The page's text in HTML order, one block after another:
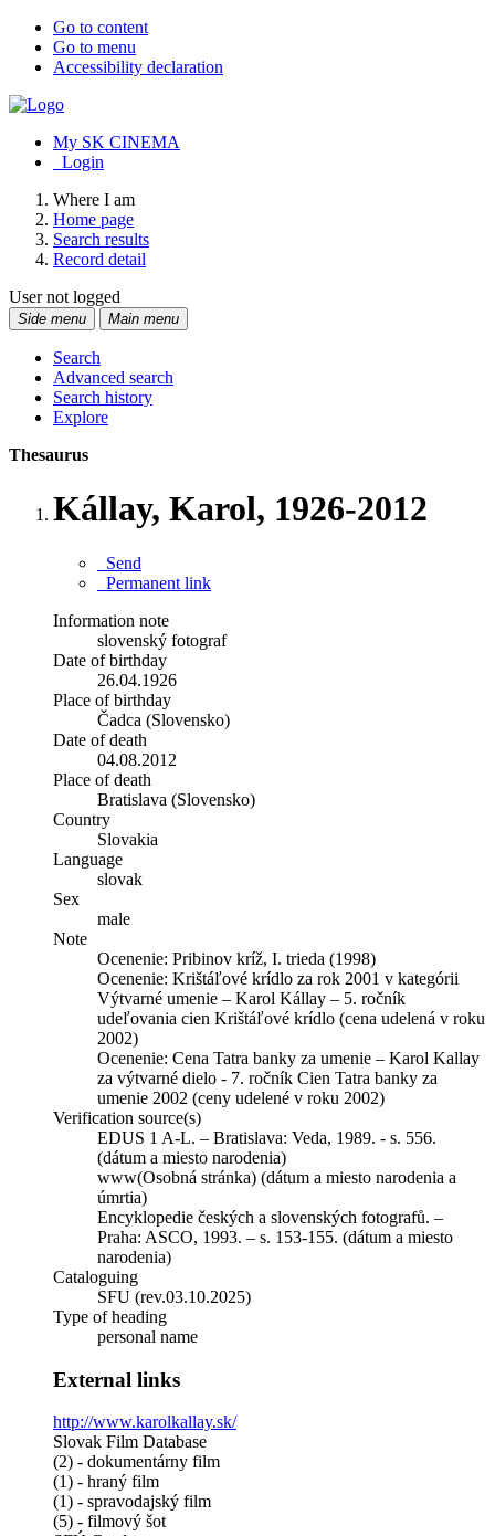
Go to content
Go to menu
Accessibility declaration
My SK CINEMA
Login
Where I am
Home page
Search results
Record detail
User not logged
Side menu Main menu
Search
Advanced search
Search history
Explore
Thesaurus
Kállay, Karol, 1926-2012
Send
Permanent link
Information note
slovenský fotograf
Date of birthday
26.04.1926
Place of birthday
Čadca (Slovensko)
Date of death
04.08.2012
Place of death
Bratislava (Slovensko)
Country
Slovakia
Language
slovak
Sex
male
Note
Ocenenie: Pribinov kríž, I. trieda (1998)
Ocenenie: Krištáľové krídlo za rok 2001 v kategórii
Výtvarné umenie – Karol Kállay – 5. ročník
udeľovania cien Krištáľové krídlo (cena udelená v roku
2002)
Ocenenie: Cena Tatra banky za umenie – Karol Kallay
za výtvarné dielo - 7. ročník Cien Tatra banky za
umenie 2002 (ceny udelené v roku 2002)
Verification source(s)
EDUS 1 A-L. – Bratislava: Veda, 1989. - s. 556.
(dátum a miesto narodenia)
www(Osobná stránka) (dátum a miesto narodenia a
úmrtia)
Encyklopedie českých a slovenských fotografů. –
Praha: ASCO, 1993. – s. 153-155. (dátum a miesto
narodenia)
Cataloguing
SFU (rev.03.10.2025)
Type of heading
personal name
External links
http://www.karolkallay.sk/
Slovak Film Database
(2) - dokumentárny film
(1) - hraný film
(1) - spravodajský film
(5) - filmový šot